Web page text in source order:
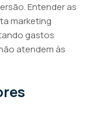
Entender as
marketing
gastos
atendem às